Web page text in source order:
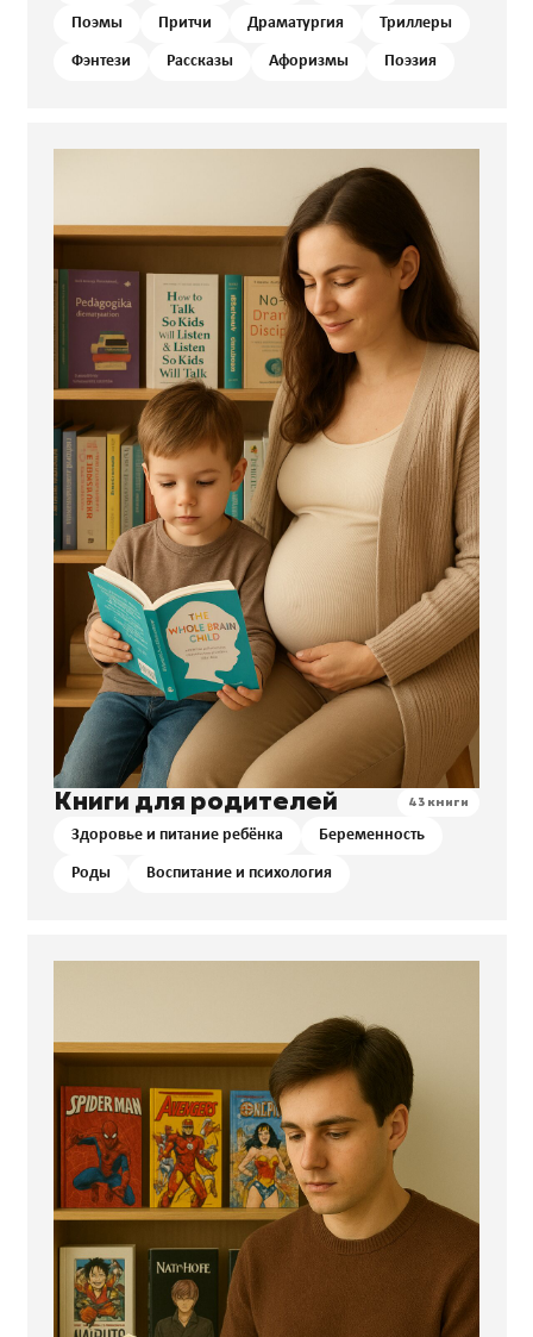
Поэмы Притчи Драматургия Триллеры
Фэнтези Рассказы Афоризмы Поэзия
Книги для родителей 43 книги
Здоровье и питание ребёнка Беременность
Роды Воспитание и психология